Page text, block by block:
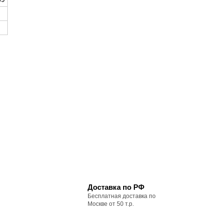
Доставка по РФ
Бесплатная доставка по
Москве от 50 т.р.